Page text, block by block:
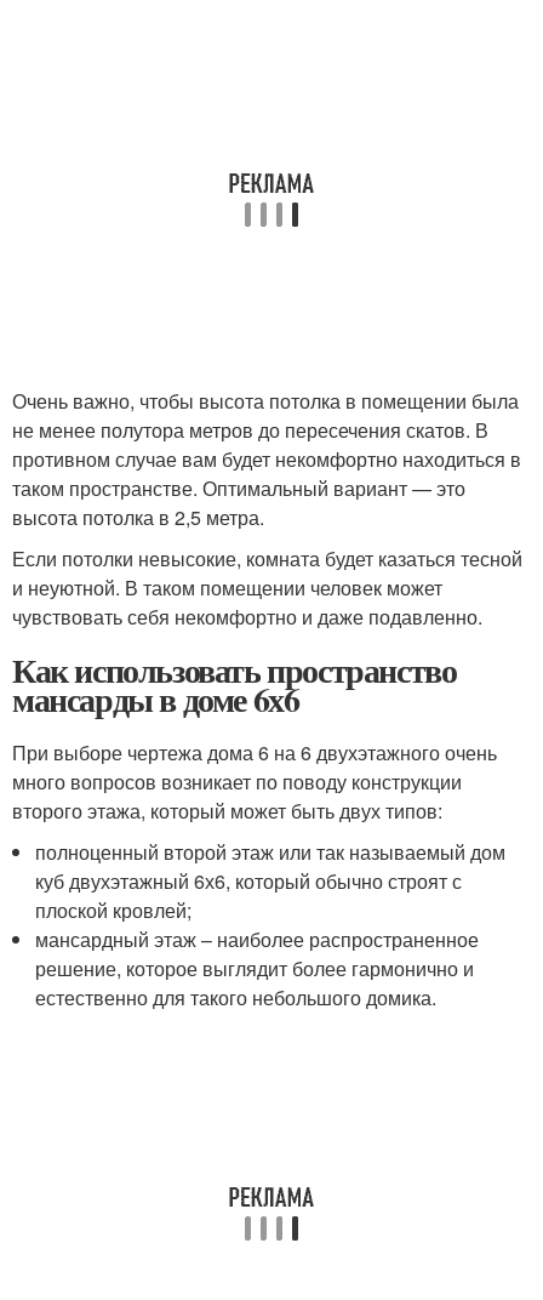
Очень важно, чтобы высота потолка в помещении была
не менее полутора метров до пересечения скатов. В
противном случае вам будет некомфортно находиться в
таком пространстве. Оптимальный вариант — это
высота потолка в 2,5 метра.
Если потолки невысокие, комната будет казаться тесной
и неуютной. В таком помещении человек может
чувствовать себя некомфортно и даже подавленно.
Как использовать пространство
мансарды в доме 6х6
При выборе чертежа дома 6 на 6 двухэтажного очень
много вопросов возникает по поводу конструкции
второго этажа, который может быть двух типов:
полноценный второй этаж или так называемый дом
куб двухэтажный 6х6, который обычно строят с
плоской кровлей;
мансардный этаж – наиболее распространенное
решение, которое выглядит более гармонично и
естественно для такого небольшого домика.